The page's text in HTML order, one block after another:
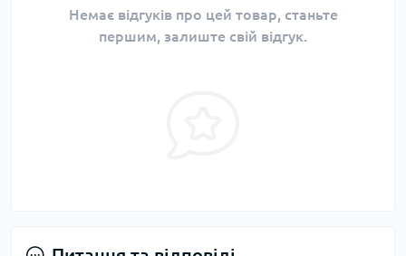
Немає відгуків про цей товар, станьте
першим, залиште свій відгук.